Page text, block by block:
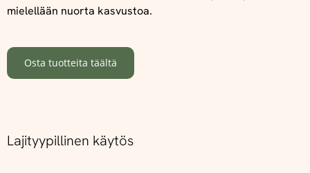
mielellään nuorta kasvustoa.
Osta tuotteita täältä
Lajityypillinen käytös